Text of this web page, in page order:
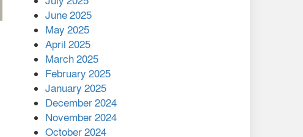
এক বিলিয়ন ডলার বিনিয়োগ
হবে আনোয়ারায়
বান্দরবানে বন্যায় ক্ষতিগ্রস্তদের
মাঝে সহায়তা দিলেন সাচিং প্রু
June 2025
May 2025
April 2025
March 2025
February 2025
January 2025
December 2024
November 2024
October 2024